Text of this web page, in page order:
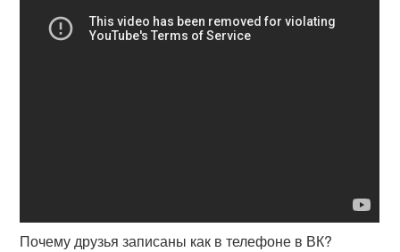
Почему друзья записаны как в телефоне в ВК?